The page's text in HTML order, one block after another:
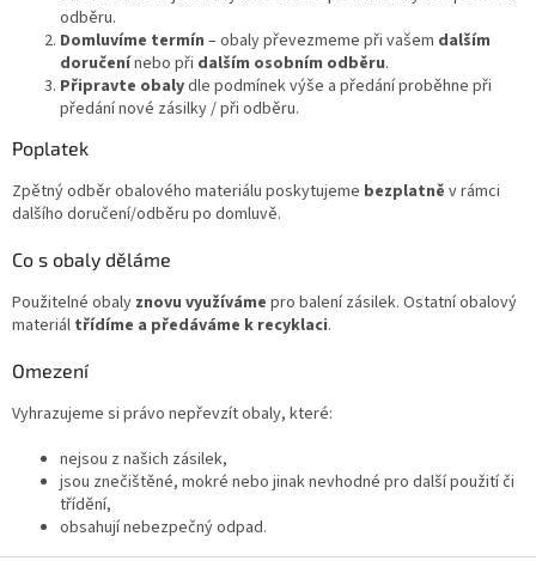
odběru.
Domluvíme termín – obaly převezmeme při vašem dalším
doručenínebo při dalším osobním odběru.
Připravte obalydle podmínek výše a předání proběhne při
předání nové zásilky / při odběru.
Poplatek
Zpětný odběr obalového materiálu poskytujeme bezplatně v rámci
dalšího doručení/odběru po domluvě.
Co s obaly děláme
Použitelné obaly znovu využíváme pro balení zásilek. Ostatní obalový
materiál třídíme a předáváme k recyklaci.
Omezení
Vyhrazujeme si právo nepřevzít obaly, které:
nejsou z našich zásilek,
jsou znečištěné, mokré nebo jinak nevhodné pro další použití či
třídění,
obsahují nebezpečný odpad.